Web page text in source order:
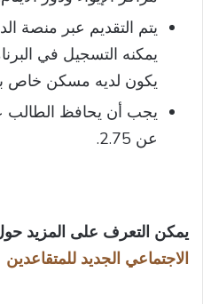
يتم التقديم عبر منصة
يمكنه التسجيل في
يكون لديه مسكن خاص
يجب أن يحافظ الطالب
عن 2.75.
يمكن التعرف على المزيد
الاجتماعي الجديد للمتقاعدين